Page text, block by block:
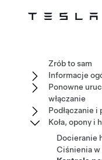
Zrób to sam
Informacje
Ponowne
włączanie
Podłączanie i
Koła, opony i
Docieranie
Ciśnienia w